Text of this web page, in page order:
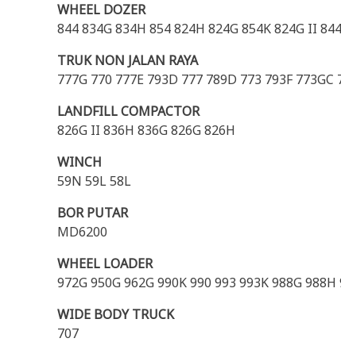
WHEEL DOZER
844 834G 834H 854 824H 824G 854K 824G II
TRUK NON JALAN RAYA
777G 770 777E 793D 777 789D 773 793F 773GC
LANDFILL COMPACTOR
826G II 836H 836G 826G 826H
WINCH
59N 59L 58L
BOR PUTAR
MD6200
WHEEL LOADER
972G 950G 962G 990K 990 993 993K 988G
WIDE BODY TRUCK
707